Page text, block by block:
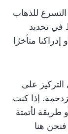
للذهاب
في تحديد
متأخرًا
على
إذا كنت
طريقة لأتمتة
هنا